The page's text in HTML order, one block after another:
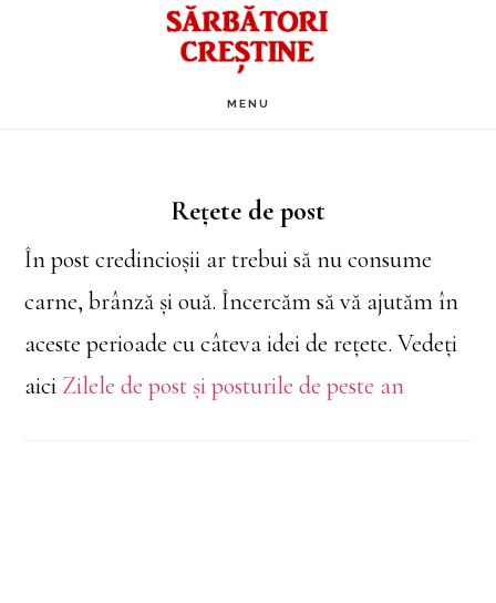
MENU
Rețete de post
În post credincioșii ar trebui să nu consume
carne, brânză și ouă. Încercăm să vă ajutăm în
aceste perioade cu câteva idei de rețete. Vedeți
aici Zilele de post și posturile de peste an